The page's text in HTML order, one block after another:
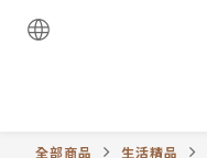
全部商品 生活精品